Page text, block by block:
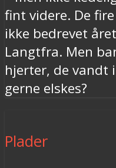
fint videre. De
ikke bedrevet
Langtfra. Men
hjerter, de vandt
gerne elskes?
Plader